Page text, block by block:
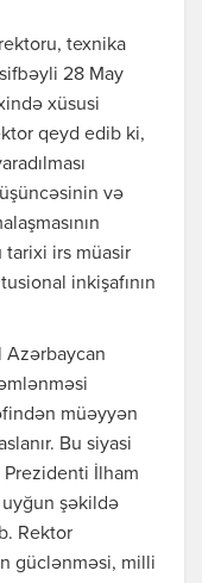
texnika
28 May
xüsusi
qeyd edib ki,
və
irs müasir
inkişafının
Azərbaycan
müəyyən
Bu siyasi
Prezidenti İlham
uyğun şəkildə
Rektor
güclənməsi, milli